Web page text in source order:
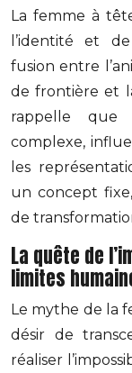
La femme à
l’identité et
fusion entre
de frontière et
rappelle que
complexe,
les
un concept
de
La quête de
limites
Le mythe de la
désir de
réaliser